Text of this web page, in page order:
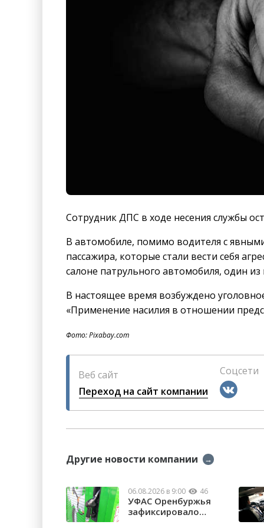
Сотрудник ДПС в ходе несения службы
В автомобиле, помимо водителя с
пассажира, которые стали вести себя
салоне патрульного автомобиля, один
В настоящее время возбуждено
«Применение насилия в отношении
Фото: Pixabay.com
Веб сайт
Переход на сайт компании
Соцсети
Другие новости компании →
06.08.2026 в 9:00 46
УФАС Оренбуржья
зафиксировало